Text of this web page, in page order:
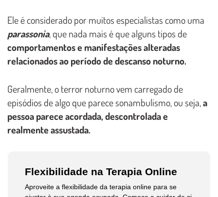
Ele é considerado por muitos especialistas como uma
parassonia, que nada mais é que alguns tipos de
comportamentos e manifestações alteradas
relacionados ao período de descanso noturno.
Geralmente, o terror noturno vem carregado de
episódios de algo que parece sonambulismo, ou seja,a
pessoa parece acordada, descontrolada e
realmente assustada.
Flexibilidade na Terapia Online
Aproveite a flexibilidade da terapia online para se